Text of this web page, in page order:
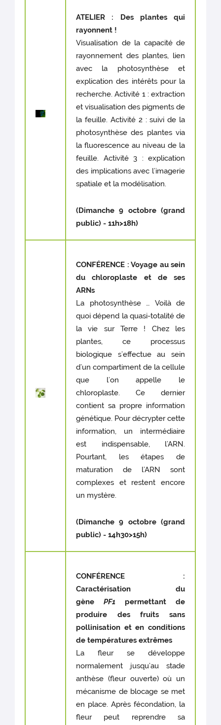
ATELIER : Des plantes qui
rayonnent !
Visualisation de la capacité de
rayonnement des plantes, lien
avec la photosynthèse et
explication des intérêts pour la
recherche. Activité 1 : extraction
et visualisation des pigments de
la feuille. Activité 2 : suivi de la
photosynthèse des plantes via
la fluorescence au niveau de la
feuille. Activité 3 : explication
des implications avec l’imagerie
spatiale et la modélisation.
(Dimanche 9 octobre (grand
public) - 11h>18h)
CONFÉRENCE : Voyage au sein
du chloroplaste et de ses
ARNs
La photosynthèse … Voilà de
quoi dépend la quasi-totalité de
la vie sur Terre ! Chez les
plantes, ce processus
biologique s’effectue au sein
d’un compartiment de la cellule
que l’on appelle le
chloroplaste. Ce dernier
contient sa propre information
génétique. Pour décrypter cette
information, un intermédiaire
est indispensable, l’ARN.
Pourtant, les étapes de
maturation de l’ARN sont
complexes et restent encore
un mystère.
(Dimanche 9 octobre (grand
public) - 14h30>15h)
CONFÉRENCE :
Caractérisation du
gènePF1 permettant de
produire des fruits sans
pollinisation et en conditions
de températures extrêmes
La fleur se développe
normalement jusqu’au stade
anthèse (fleur ouverte) où un
mécanisme de blocage se met
en place. Après fécondation, la
fleur peut reprendre sa